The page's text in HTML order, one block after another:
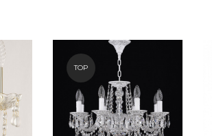
TOP